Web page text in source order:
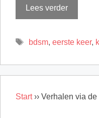
Lees verder
Tags
bdsm, eerste keer,
Start›› Verhalen via